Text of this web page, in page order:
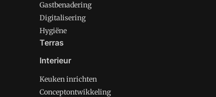
Gastbenadering
Digitalisering
Hygiëne
Terras
Interieur
Keuken inrichten
Conceptontwikkeling